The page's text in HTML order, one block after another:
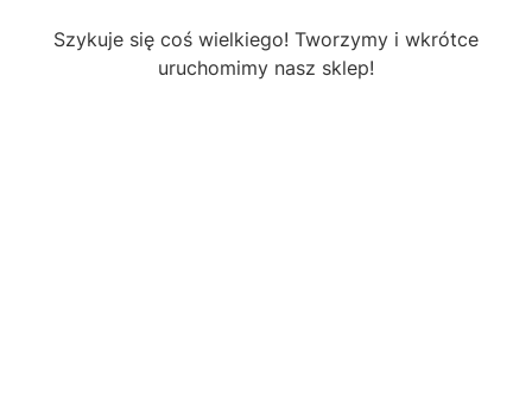
Szykuje się coś wielkiego! Tworzymy i wkrótce
uruchomimy nasz sklep!